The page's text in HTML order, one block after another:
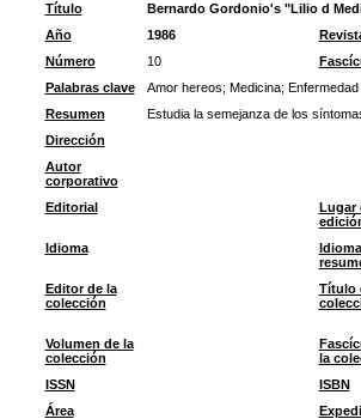
Título
Bernardo Gordonio's "LiIio d
Año
1986
Número
10
Palabras clave
Amor hereos; Medicina;
Resumen
Estudia la semejanza de los
Dirección
Autor
corporativo
Editorial
Lugar
Idioma
Editor de la
colección
Título
Volumen de la
colección
la
ISSN
ISBN
Área